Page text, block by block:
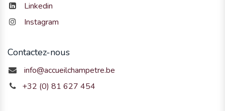
Linkedin
Instagram
Contactez-nous
info@accueilchampetre.be
+32 (0) 81 627 454